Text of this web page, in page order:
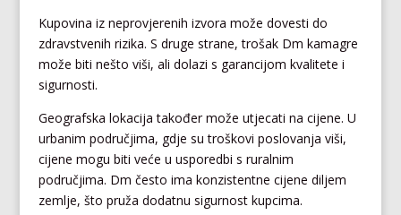
Kupovina iz neprovjerenih izvora može dovesti do
zdravstvenih rizika. S druge strane, trošak Dm kamagre
može biti nešto viši, ali dolazi s garancijom kvalitete i
sigurnosti.
Geografska lokacija također može utjecati na cijene. U
urbanim područjima, gdje su troškovi poslovanja viši,
cijene mogu biti veće u usporedbi s ruralnim
područjima. Dm često ima konzistentne cijene diljem
zemlje, što pruža dodatnu sigurnost kupcima.